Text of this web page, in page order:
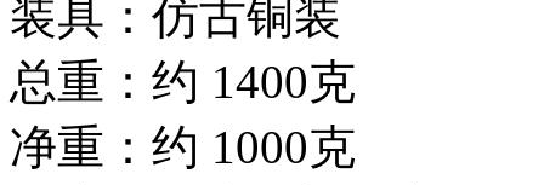
装具：仿古铜装
总重：约 1400克
净重：约 1000克